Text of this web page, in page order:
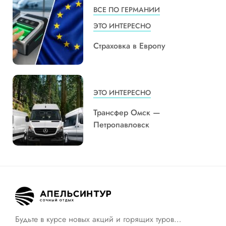
ВСЕ ПО ГЕРМАНИИ
ЭТО ИНТЕРЕСНО
Страховка в Европу
ЭТО ИНТЕРЕСНО
Трансфер Омск —
Петропавловск
Будьте в курсе новых акций и горящих туров…